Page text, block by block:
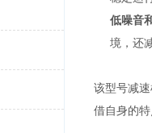
低噪音
境，还
该型号减
借自身的